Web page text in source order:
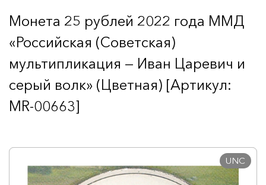
Монета 25 рублей 2022 года ММД
«Российская (Советская)
мультипликация — Иван Царевич и
серый волк» (Цветная) [Артикул:
MR-00663]
UNC